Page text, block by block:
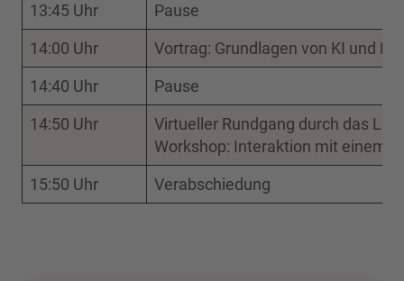
13:45 Uhr
Pause
14:00 Uhr
Vortrag: Grundlagen von KI und
14:40 Uhr
Pause
14:50 Uhr
Virtueller Rundgang durch das
Workshop: Interaktion mit einem
15:50 Uhr
Verabschiedung